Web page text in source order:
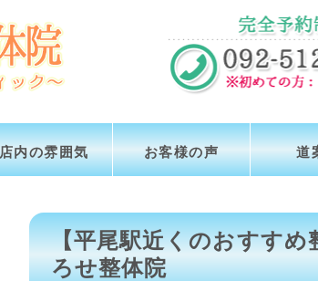
店内の雰囲気 お客様の声 道
【平尾駅近くのおすすめ
ろせ整体院